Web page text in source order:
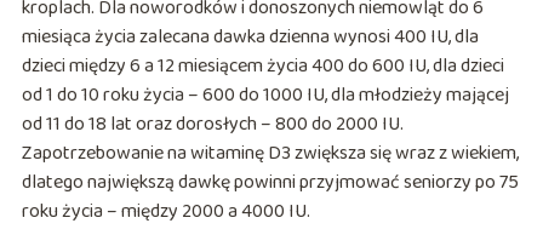
kroplach. Dla noworodków i donoszonych niemowląt do 6
miesiąca życia zalecana dawka dzienna wynosi 400 IU, dla
dzieci między 6 a 12 miesiącem życia 400 do 600 IU, dla dzieci
od 1 do 10 roku życia – 600 do 1000 IU, dla młodzieży mającej
od 11 do 18 lat oraz dorosłych – 800 do 2000 IU.
Zapotrzebowanie na witaminę D3 zwiększa się wraz z wiekiem,
dlatego największą dawkę powinni przyjmować seniorzy po 75
roku życia – między 2000 a 4000 IU.